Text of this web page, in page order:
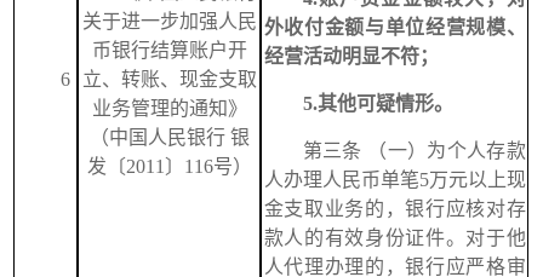
6
关于进一步加强人民
币银行结算账户开
立、转账、现金支取
业务管理的通知》
（中国人民银行 银
发〔2011〕116号）
外收付金额与单位经营规模、
经营活动明显不符；
5.其他可疑情形。
第三条
（一）为个人存款
人办理人民币单笔5万元以上现
金支取业务的，银行应核对存
款人的有效身份证件。对于他
人代理办理的，银行应严格审